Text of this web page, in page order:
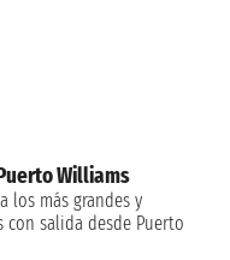
Williams
los más grandes y
salida desde Puerto